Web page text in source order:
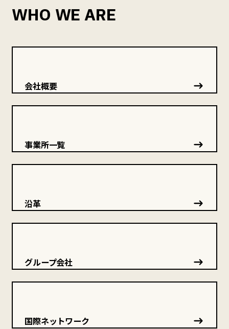
WHO WE ARE
会社概要
事業所一覧
沿革
グループ会社
国際ネットワーク